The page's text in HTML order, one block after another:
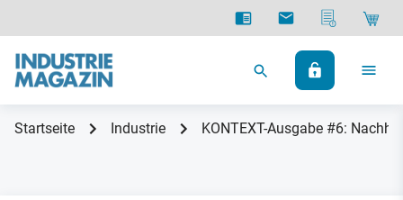
Startseite Industrie KONTEXT-Ausgabe #6: